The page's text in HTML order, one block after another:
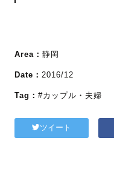
Area： 静岡
Date： 2016/12
Tag： #カップル・夫婦
ツイート